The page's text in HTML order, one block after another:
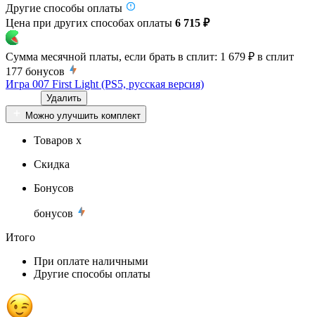
Другие способы оплаты
Цена при других способах оплаты 6 715 ₽
Сумма месячной платы, если брать в сплит: 1 679 ₽ в сплит
177 бонусов
Игра 007 First Light (PS5, русская версия)
Удалить
Можно улучшить комплект
Товаров x
Скидка
Бонусов
бонусов
Итого
При оплате наличными
Другие способы оплаты